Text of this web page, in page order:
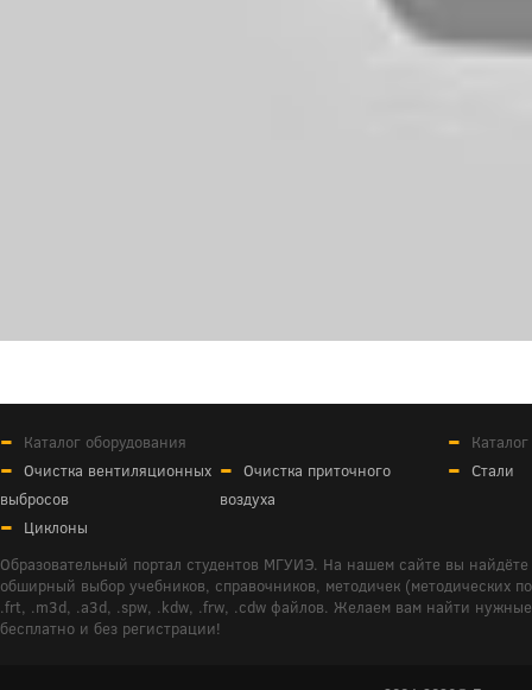
Каталог оборудования
Очистка вентиляционных
выбросов
Очистка приточного
воздуха
Циклоны
Стали
Образовательный портал студентов МГУИЭ. На нашем сайте вы
обширный выбор учебников, справочников, методичек (методических
.frt, .m3d, .a3d, .spw, .kdw, .frw, .cdw файлов. Желаем вам найти
бесплатно и без регистрации!